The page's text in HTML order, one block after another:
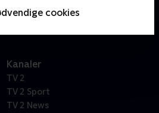
cookies
Kanaler
TV 2
TV 2 Sport
TV 2 News